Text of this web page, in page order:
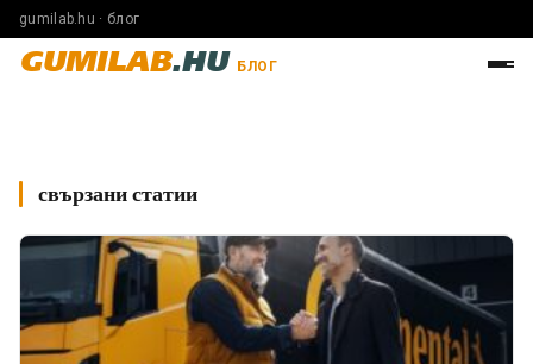
gumilab.hu · блог
GUMILAB.HU БЛОГ
свързани статии